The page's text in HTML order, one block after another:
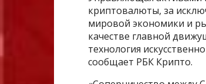
криптовалюты, за
мировой экономики и
качестве главной
технология
сообщает РБК Крипто.